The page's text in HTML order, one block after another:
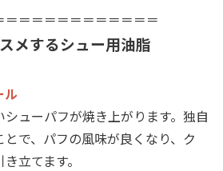
＝＝＝＝＝＝＝＝＝＝＝
メするシュー用油脂
ル
ューパフが焼き上がります。独自
で、パフの風味が良くなり、ク
立てます。